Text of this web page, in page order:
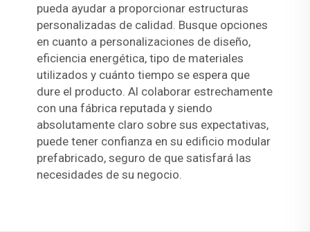
pueda ayudar a proporcionar estructuras
personalizadas de calidad. Busque opciones
en cuanto a personalizaciones de diseño,
eficiencia energética, tipo de materiales
utilizados y cuánto tiempo se espera que
dure el producto. Al colaborar estrechamente
con una fábrica reputada y siendo
absolutamente claro sobre sus expectativas,
puede tener confianza en su edificio modular
prefabricado, seguro de que satisfará las
necesidades de su negocio.